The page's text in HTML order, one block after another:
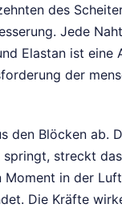
des
Jede
Elastan ist eine
der
den Blöcken ab.
springt, streckt
Moment in der
Die Kräfte